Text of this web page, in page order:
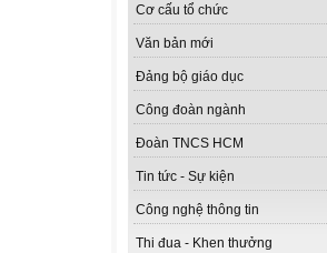
Cơ cấu tổ chức
Văn bản mới
Đảng bộ giáo dục
Công đoàn ngành
Đoàn TNCS HCM
Tin tức - Sự kiện
Công nghệ thông tin
Thi đua - Khen thưởng